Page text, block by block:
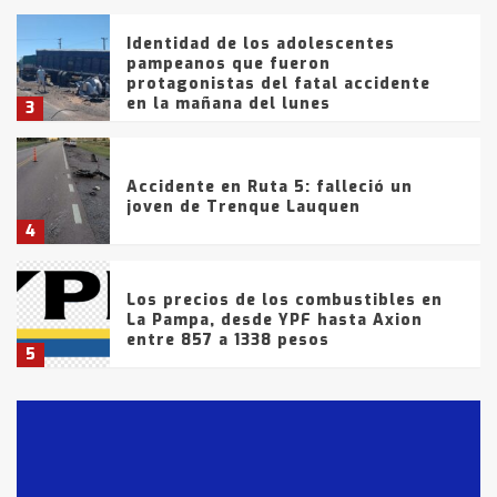
3
Identidad de los adolescentes
pampeanos que fueron
protagonistas del fatal accidente
en la mañana del lunes
4
Accidente en Ruta 5: falleció un
joven de Trenque Lauquen
5
Los precios de los combustibles en
La Pampa, desde YPF hasta Axion
entre 857 a 1338 pesos